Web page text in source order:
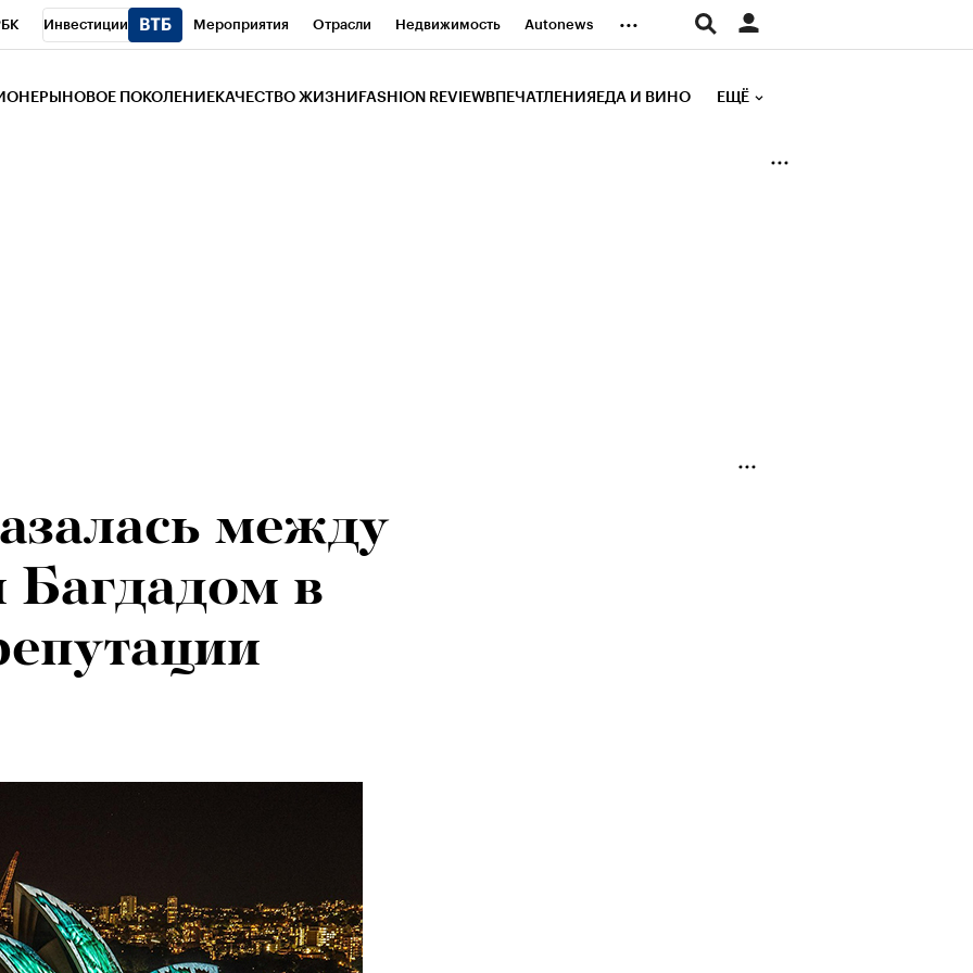
Инвестиции Мероприятия Отрасли Недвижимость Autonews ...
НОВОЕ ПОКОЛЕНИЕ КАЧЕСТВО ЖИЗНИ FASHION REVIEW ВПЕЧАТЛЕНИЯ ЕДА И ВИНО ЕЩЁ
между
в
людей от
театровед —
Юрия